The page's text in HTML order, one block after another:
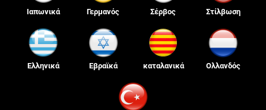
Ιαπωνικά Γερμανός Σέρβος Στίλβωση
Ελληνικά Εβραϊκά καταλανικά Ολλανδός